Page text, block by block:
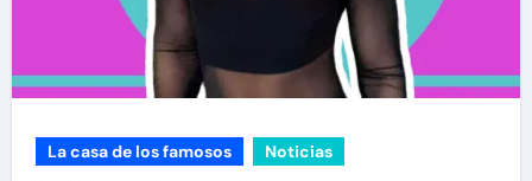
La casa de los famosos Noticias